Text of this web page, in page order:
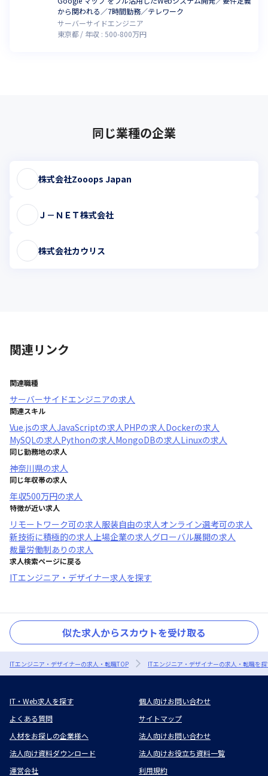
から関われる／7時間勤務／テレワーク
サーバーサイドエンジニア
東京都
年収 : 500-800万円
同じ業種の企業
株式会社Zooops Japan
Ｊ－ＮＥＴ株式会社
株式会社カウリス
関連リンク
関連職種
サーバーサイドエンジニアの求人
関連スキル
Vue.jsの求人JavaScriptの求人PHPの求人Dockerの求人
MySQLの求人Pythonの求人MongoDBの求人Linuxの求人
同じ勤務地の求人
神奈川県の求人
同じ年収帯の求人
年収500万円の求人
特徴が近い求人
リモートワーク可の求人服装自由の求人オンライン選考可の求人
新技術に積極的の求人上場企業の求人グローバル展開の求人
裁量労働制あり の求人
求人検索ページに戻る
ITエンジニア・デザイナー求人を探す
似た求人からスカウトを受け取る
ITエンジニア・デザイナーの求人・転職TOP ITエンジニア・デザイナーの求人・転職を
IT・Web求人を探す
個人向けお問い合わせ
よくある質問
サイトマップ
人材をお探しの企業様へ
法人向けお問い合わせ
法人向け資料ダウンロード
法人向けお役立ち資料一覧
運営会社
利用規約